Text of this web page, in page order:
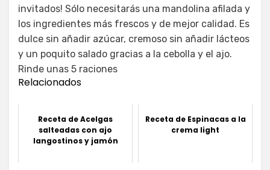
invitados! Sólo necesitarás una mandolina afilada y
los ingredientes más frescos y de mejor calidad. Es
dulce sin añadir azúcar, cremoso sin añadir lácteos
y un poquito salado gracias a la cebolla y el ajo.
Rinde unas 5 raciones
Relacionados
Receta de Acelgas
salteadas con ajo
langostinos y jamón
Receta de Espinacas a la
crema light